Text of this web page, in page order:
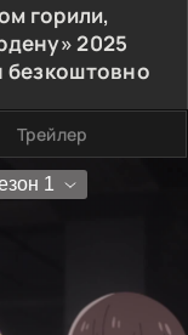
горили,
2025
безкоштовно
Трейлер